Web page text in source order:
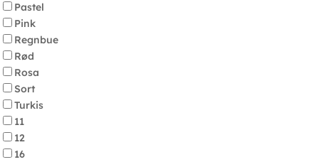
Pastel
Pink
Regnbue
Rød
Rosa
Sort
Turkis
11
12
16